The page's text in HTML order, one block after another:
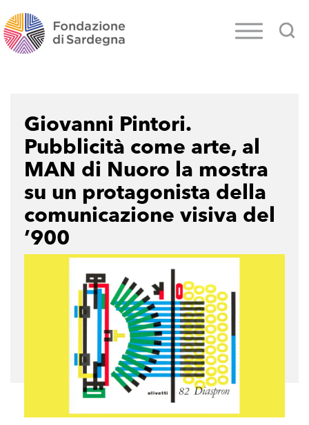
Giovanni Pintori.
Pubblicità come arte, al
MAN di Nuoro la mostra
su un protagonista della
comunicazione visiva del
’900